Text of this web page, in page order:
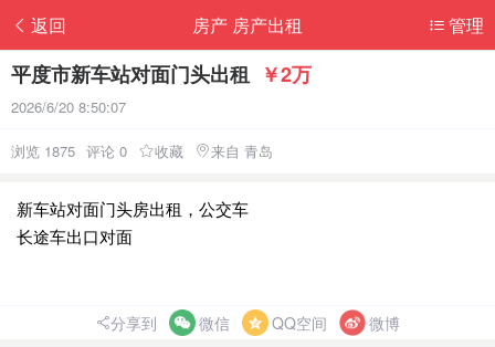
返回 管理
房产 房产出租
平度市新车站对面门头出租 ￥2万
2026/6/20 8:50:07
浏览 1875 评论 0 收藏 来自 青岛
新车站对面门头房出租，公交车
长途车出口对面
分享到 微信 QQ空间 微博